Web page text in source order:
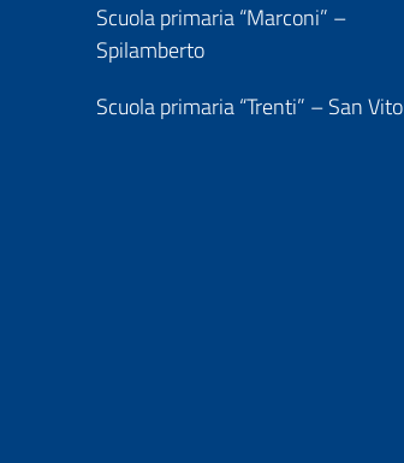
Scuola primaria “Marconi” –
Spilamberto
Scuola primaria “Trenti” – San Vito